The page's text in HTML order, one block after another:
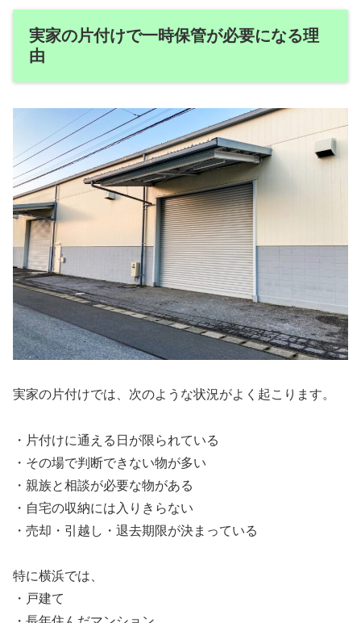
実家の片付けで一時保管が必要になる理
由
実家の片付けでは、次のような状況がよく起こります。
・片付けに通える日が限られている
・その場で判断できない物が多い
・親族と相談が必要な物がある
・自宅の収納には入りきらない
・売却・引越し・退去期限が決まっている
特に横浜では、
・戸建て